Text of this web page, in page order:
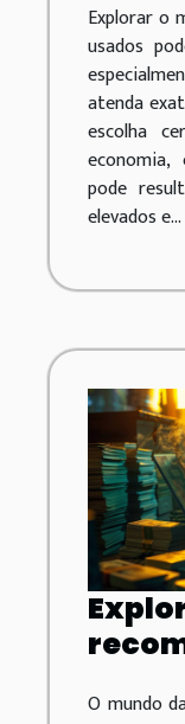
Explorar o
usados
atenda
escolha
pode
elevados e...
O mundo